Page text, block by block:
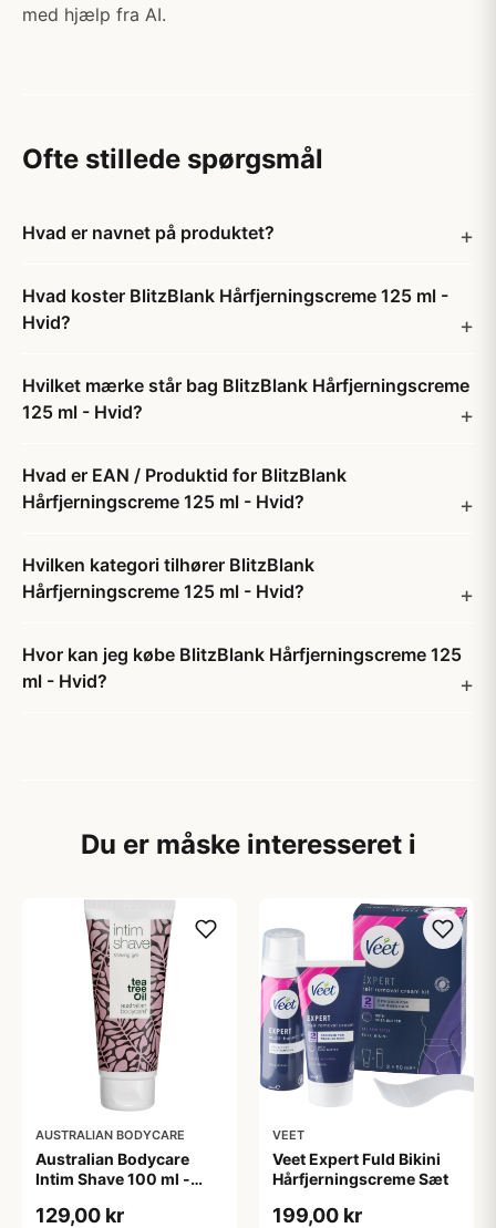
med hjælp fra AI.
Ofte stillede spørgsmål
Hvad er navnet på produktet?
Hvad koster BlitzBlank Hårfjerningscreme 125 ml -
Hvid?
Hvilket mærke står bag BlitzBlank Hårfjerningscreme
125 ml - Hvid?
Hvad er EAN / Produktid for BlitzBlank
Hårfjerningscreme 125 ml - Hvid?
Hvilken kategori tilhører BlitzBlank
Hårfjerningscreme 125 ml - Hvid?
Hvor kan jeg købe BlitzBlank Hårfjerningscreme 125
ml - Hvid?
Du er måske interesseret i
AUSTRALIAN BODYCARE
Australian Bodycare
Intim Shave 100 ml -
129,00 kr
VEET
Veet Expert Fuld Bikini
Hårfjerningscreme Sæt
199,00 kr